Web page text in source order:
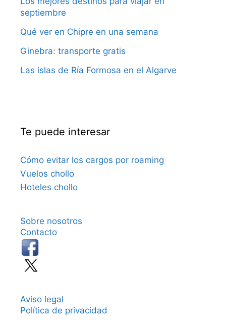
septiembre
Qué ver en Chipre en una semana
Ginebra: transporte gratis
Las islas de Ría Formosa en el Algarve
Te puede interesar
Cómo evitar los cargos por roaming
Vuelos chollo
Hoteles chollo
Sobre nosotros
Contacto
Aviso legal
Política de privacidad